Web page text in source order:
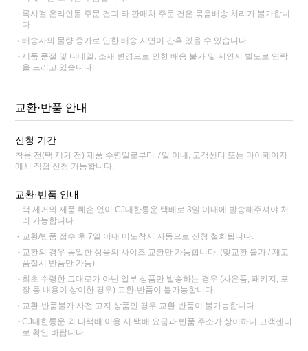
록시걸 온라인몰 주문 건과 타 판매처 주문 건은 묶음배송 처리가 불가합니
다.
배송사의 물량 증가로 인한 배송 지연이 간혹 있을 수 있습니다.
제품 품절 및 디테일, 소재 변경으로 인한 배송 불가 및 지연시 별도로 연락
을 드리고 있습니다.
교환·반품 안내
신청 기간
착용 전(택 제거 전) 제품 수령일로부터 7일 이내, 고객센터 또는 마이페이지
에서 직접 신청 가능합니다.
교환·반품 안내
택 제거와 제품 훼손 없이 CJ대한통운 택배로 3일 이내에 발송해주셔야 처
리 가능합니다.
교환/반품 접수 후 7일 이내 미도착시 자동으로 신청 철회됩니다.
교환의 경우 동일한 상품의 사이즈 교환만 가능합니다. (맞교환 불가 / 재고
품절시 반품만 가능)
최초 수령한 그대로가 아닌 일부 상품만 발송하는 경우 (사은품, 패키지, 포
장 등 내용이 상이한 경우) 교환·반품이 불가능합니다.
교환·반품불가 사전 고지 상품인 경우 교환·반품이 불가능합니다.
CJ대한통운 외 타택배 이용 시 택배 요금과 반품 주소가 상이하니 고객센터
로 확인 바랍니다.